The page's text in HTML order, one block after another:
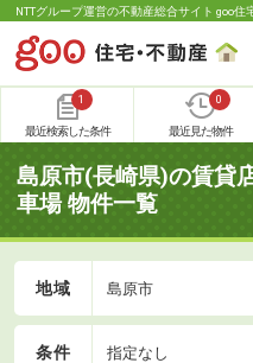
NTTグループ運営の不動産総合サイト goo住
1
最近検索した条件
0
最近見た物件
島原市(長崎県)の賃貸
車場 物件一覧
地域 島原市
条件 指定なし